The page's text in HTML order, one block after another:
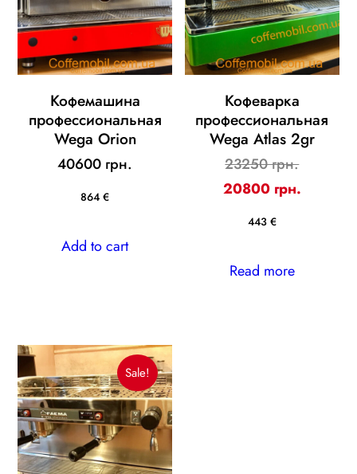
Кофемашина
профессиональная
Wega Orion
40600 грн.
864 €
Add to cart
Кофеварка
профессиональная
Wega Atlas 2gr
23250 грн.Original
price
20800 грн.Current
443 €
Read more
Sale!